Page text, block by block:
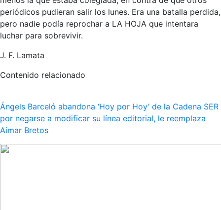
periódicos pudieran salir los lunes. Era una batalla perdida,
pero nadie podía reprochar a LA HOJA que intentara
luchar para sobrevivir.
J. F. Lamata
Contenido relacionado
Ángels Barceló abandona ‘Hoy por Hoy’ de la Cadena SER
por negarse a modificar su línea editorial, le reemplaza
Aimar Bretos